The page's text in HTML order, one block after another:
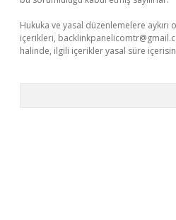
Hukuka ve yasal düzenlemelere
içerikleri,
halinde, ilgili içerikler yasal süre